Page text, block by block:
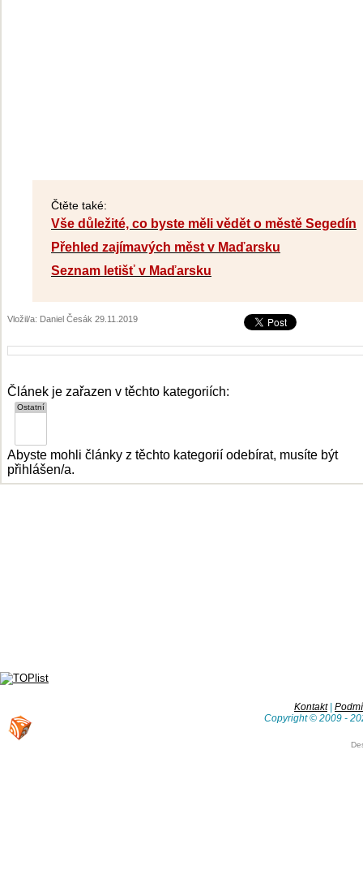
Čtěte také:
Vše důležité, co byste měli vědět o městě Segedín
Přehled zajímavých měst v Maďarsku
Seznam letišť v Maďarsku
Vložil/a: Daniel Česák 29.11.2019
Článek je zařazen v těchto kategoriích:
Abyste mohli články z těchto kategorií odebírat, musíte být
přihlášen/a.
Kontakt|
Copyright © 2009 -